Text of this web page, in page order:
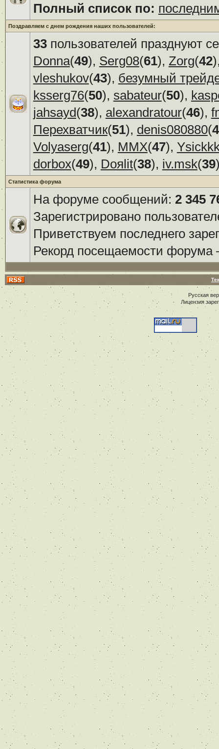
Полный список по:
Поздравляем с днем рождения наших пользователей:
33пользователей празднуют
Donna(49), Serg08(61), Zorg(42
vleshukov(43), безумный
ksserg76(50), sabateur(50),
jahsayd(38), alexandratour(46),
Перехватчик(51), denis080880(
Volyaserg(41), ММХ(47),
dorbox(49), Doяlit(38), iv.msk(39
Статистика форума
На форуме сообщений: 2 345
Зарегистрировано
Приветствуем последнего
Рекорд посещаемости
Русская
Лицензия